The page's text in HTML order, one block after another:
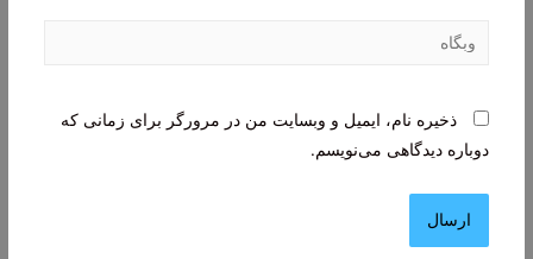
وبگاه
ذخیره نام، ایمیل و وبسایت من در مرورگر برای زمانی که
دوباره دیدگاهی می‌نویسم.